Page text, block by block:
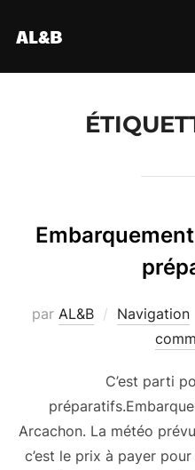
AL&B
par AL&B Navigation
C’est parti
Arcachon. La météo
c’est le prix à payer